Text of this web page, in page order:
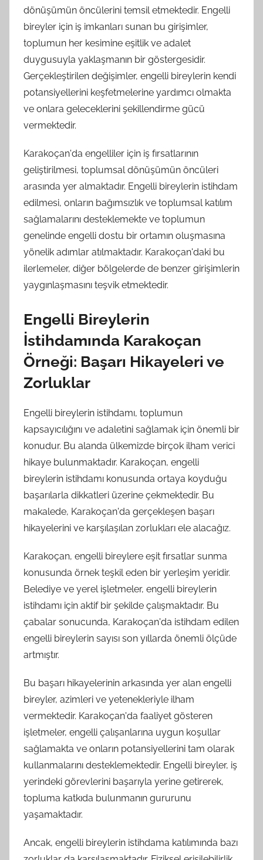
dönüşümün öncülerini temsil etmektedir. Engelli
bireyler için iş imkanları sunan bu girişimler,
toplumun her kesimine eşitlik ve adalet
duygusuyla yaklaşmanın bir göstergesidir.
Gerçekleştirilen değişimler, engelli bireylerin kendi
potansiyellerini keşfetmelerine yardımcı olmakta
ve onlara geleceklerini şekillendirme gücü
vermektedir.
Karakoçan'da engelliler için iş fırsatlarının
geliştirilmesi, toplumsal dönüşümün öncüleri
arasında yer almaktadır. Engelli bireylerin istihdam
edilmesi, onların bağımsızlık ve toplumsal katılım
sağlamalarını desteklemekte ve toplumun
genelinde engelli dostu bir ortamın oluşmasına
yönelik adımlar atılmaktadır. Karakoçan'daki bu
ilerlemeler, diğer bölgelerde de benzer girişimlerin
yaygınlaşmasını teşvik etmektedir.
Engelli Bireylerin
İstihdamında Karakoçan
Örneği: Başarı Hikayeleri ve
Zorluklar
Engelli bireylerin istihdamı, toplumun
kapsayıcılığını ve adaletini sağlamak için önemli bir
konudur. Bu alanda ülkemizde birçok ilham verici
hikaye bulunmaktadır. Karakoçan, engelli
bireylerin istihdamı konusunda ortaya koyduğu
başarılarla dikkatleri üzerine çekmektedir. Bu
makalede, Karakoçan'da gerçekleşen başarı
hikayelerini ve karşılaşılan zorlukları ele alacağız.
Karakoçan, engelli bireylere eşit fırsatlar sunma
konusunda örnek teşkil eden bir yerleşim yeridir.
Belediye ve yerel işletmeler, engelli bireylerin
istihdamı için aktif bir şekilde çalışmaktadır. Bu
çabalar sonucunda, Karakoçan'da istihdam edilen
engelli bireylerin sayısı son yıllarda önemli ölçüde
artmıştır.
Bu başarı hikayelerinin arkasında yer alan engelli
bireyler, azimleri ve yetenekleriyle ilham
vermektedir. Karakoçan'da faaliyet gösteren
işletmeler, engelli çalışanlarına uygun koşullar
sağlamakta ve onların potansiyellerini tam olarak
kullanmalarını desteklemektedir. Engelli bireyler, iş
yerindeki görevlerini başarıyla yerine getirerek,
topluma katkıda bulunmanın gururunu
yaşamaktadır.
Ancak, engelli bireylerin istihdama katılımında bazı